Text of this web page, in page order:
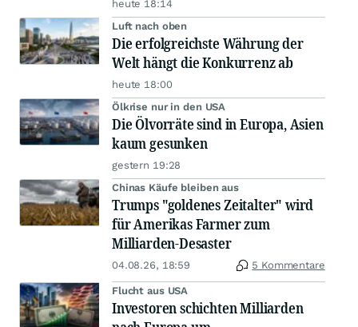
heute 18:14
Luft nach oben
Die erfolgreichste Währung der
Welt hängt die Konkurrenz ab
heute 18:00
Ölkrise nur in den USA
Die Ölvorräte sind in Europa, Asien
kaum gesunken
gestern 19:28
Chinas Käufe bleiben aus
Trumps "goldenes Zeitalter" wird
für Amerikas Farmer zum
Milliarden-Desaster
04.08.26, 18:59 5 Kommentare
Flucht aus USA
Investoren schichten Milliarden